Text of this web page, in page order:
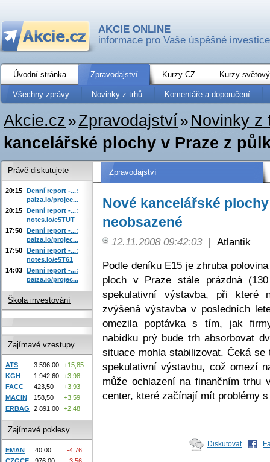
AKCIE ONLINE
informace pro Vaše úspěšné investice
Úvodní stránka Zpravodajství Kurzy CZ Kurzy
Všechny zprávy Novinky z trhů Komentáře a doporučení
Akcie.cz»Zpravodajství» Novinky z
kancelářské plochy v Praze z
Zpravodajství
Nové kancelářské
neobsazené
12.11.2008 09:42:03 | Atlantik
Podle deníku E15 je zhruba
ploch v Praze stále prázdná
spekulativní výstavba, při které
zvýšená výstavba v posledních
omezila poptávka s tím, jak
nabídku prý bude trh absorbovat
situace mohla stabilizovat. Čeká
spekulativní výstavbu, což omezí
může ochlazení na finančním trhu
center, které začínají mít problémy
Diskutovat
Právě diskutujete
20:15 Denní report -...:
paiza.io/projec...
20:15 Denní report -...:
notes.io/e5TUT
17:50 Denní report -...:
paiza.io/projec...
17:50 Denní report -...:
notes.io/e5T61
14:03 Denní report -...:
paiza.io/projec...
Škola investování
Zajímavé vzestupy
ATS 3 596,00
+15,85
KGH
1 942,60
+3,98
FACC
423,50
+3,93
MACIN
158,50
+3,59
ERBAG
2 891,00 +2,48
Zajímavé poklesy
EMAN 40,00
-4,76